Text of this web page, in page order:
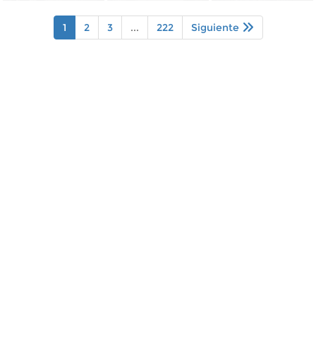
1 2 3 ... 222 Siguiente